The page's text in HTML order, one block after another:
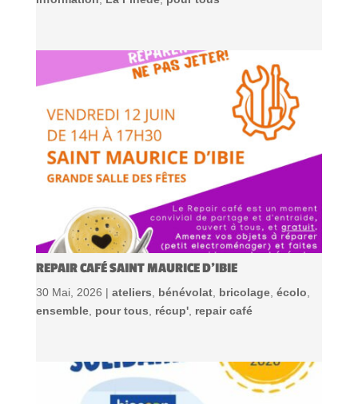
REPAIR CAFÉ SAINT MAURICE D’IBIE
30 Mai, 2026 | ateliers bénévolat, bricolage, écolo
ensemble, pour tous récup', repair café